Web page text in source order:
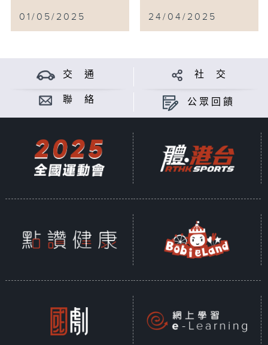
01/05/2025 24/04/2025
交 通 社 交
聯 絡 公眾回饋